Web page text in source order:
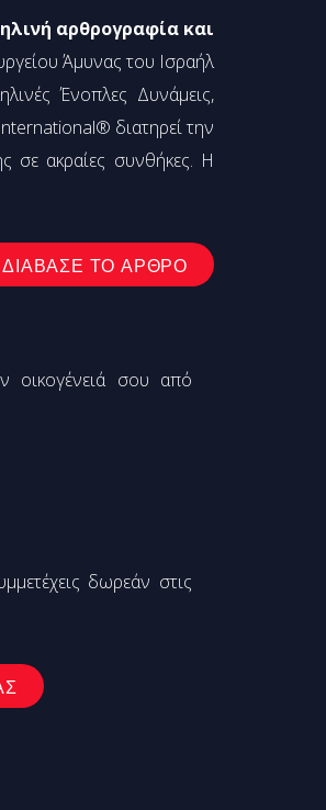
αρθρογραφία και
Άμυνας του Ισραήλ
Ένοπλες Δυνάμεις,
διατηρεί την
σε ακραίες συνθήκες. Η
ΔΙΑΒΑΣΕ ΤΟ ΑΡΘΡΟ
οικογένειά σου από
δωρεάν στις